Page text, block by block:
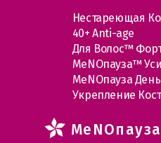
Нестареющая
40+ Anti-age
Для Волос™
МеNOпауза™
МеNOпауза
Укрепление
MеNOпауза